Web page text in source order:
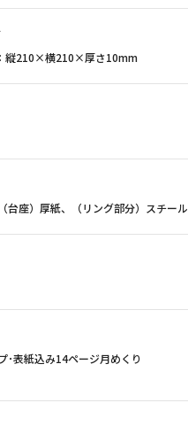
縦210×横210×厚さ10mm
台座）厚紙、（リング部分）スチール
･表紙込み14ページ月めくり